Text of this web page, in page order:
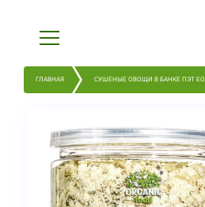
ГЛАВНАЯ СУШЕНЫЕ ОВОЩИ В БАНКЕ ПЭТ ЕО